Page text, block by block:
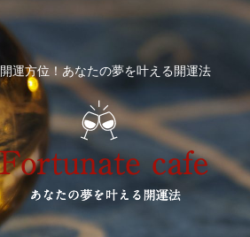
開運方位！あなたの夢を叶える開運法